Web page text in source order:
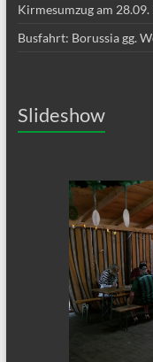
Kirmesumzug am
Busfahrt: Borussia gg.
Slideshow